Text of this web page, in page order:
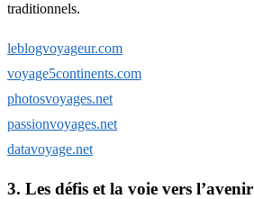
traditionnels.
leblogvoyageur.com
voyage5continents.com
photosvoyages.net
passionvoyages.net
datavoyage.net
3. Les défis et la voie vers l’avenir